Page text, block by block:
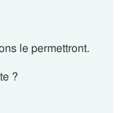
le permettront.
?